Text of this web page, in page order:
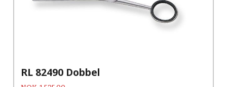
RL 82490 Dobbel